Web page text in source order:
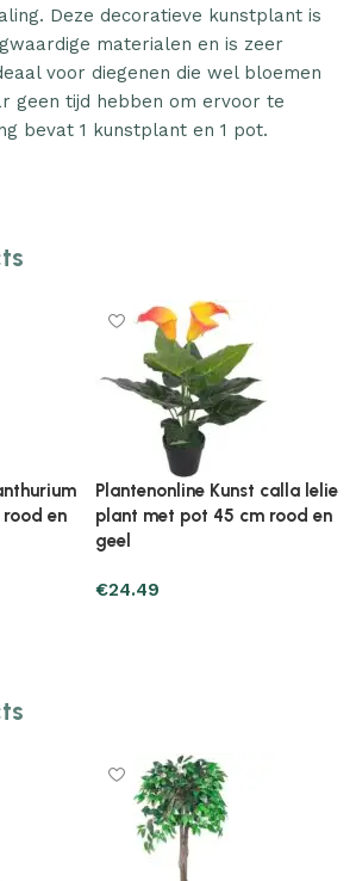
Deze decoratieve kunstplant is
materialen en is zeer
voor diegenen die wel bloemen
geen tijd hebben om ervoor te
bevat 1 kunstplant en 1 pot.
Plantenonline Kunst calla lelie
plant met pot 85 cm wit
Add to cart
plant